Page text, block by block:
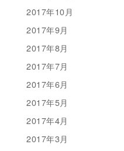
2017年10月
2017年9月
2017年8月
2017年7月
2017年6月
2017年5月
2017年4月
2017年3月